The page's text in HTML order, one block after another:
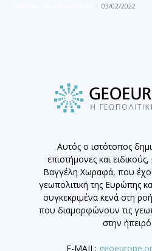
- 03/02/2022
Αυτός ο ιστότοπος
επιστήμονες και
Βαγγέλη Χωραφά, που
γεωπολιτική της Ευρώπης
συγκεκριμένα κενά στη
που διαμορφώνουν τις
στην
E-MAIL: